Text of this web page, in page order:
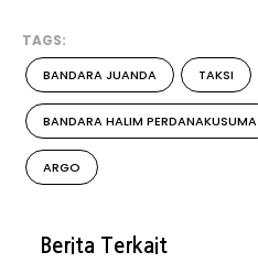
TAGS:
BANDARA JUANDA TAKSI
BANDARA HALIM PERDANAKUSUMA
ARGO
Berita Terkait